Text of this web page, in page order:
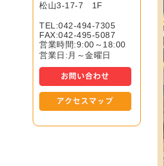
松山3-17-7 1F
TEL:042-494-7305
FAX:042-495-5087
営業時間:9:00～18:00
営業日:月～金曜日